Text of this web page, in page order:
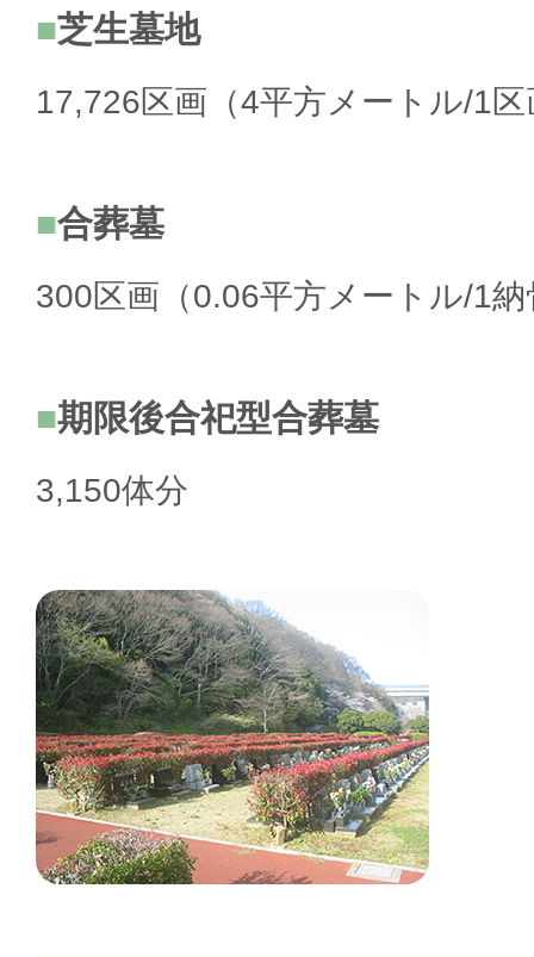
芝生墓地
17,726区画（4平方メートル/1区
合葬墓
300区画（0.06平方メートル/1納
期限後合祀型合葬墓
3,150体分